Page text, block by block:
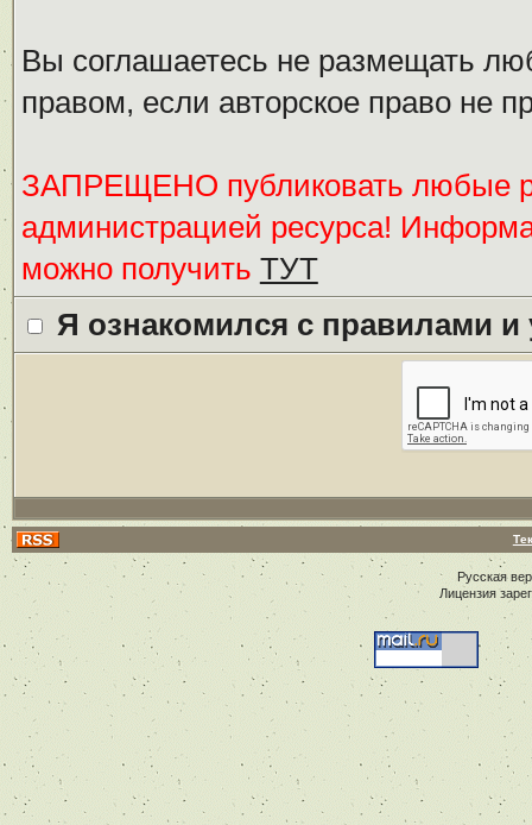
Вы соглашаетесь не размещать
правом, если авторское право не
ЗАПРЕЩЕНО публиковать любые
администрацией ресурса!
можно получить ТУТ
Я ознакомился с правилами
Русская
Лицензия